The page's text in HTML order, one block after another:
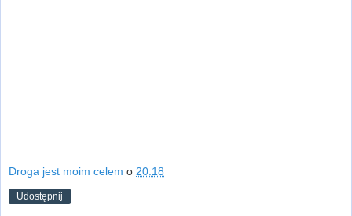
Droga jest moim celem o 20:18
Udostępnij